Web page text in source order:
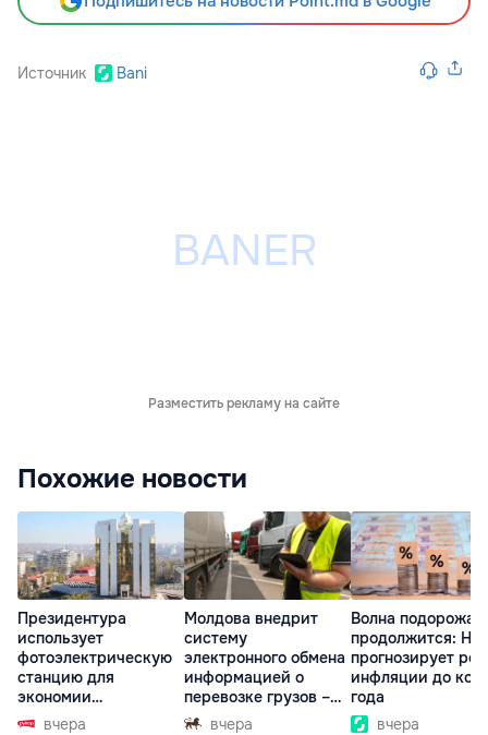
Источник Bani
Разместить рекламу на сайте
Похожие новости
Президентура
использует
фотоэлектрическую
станцию для
экономии
электроэнергии
вчера
Молдова внедрит
систему
электронного обмена
информацией о
перевозке грузов –
eFTIвчера
Волна
продолжится:
прогнозирует
инфляции до
года
вчера